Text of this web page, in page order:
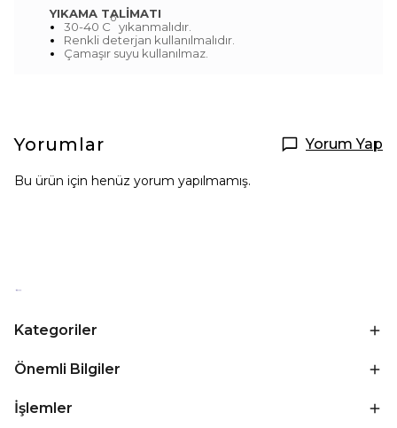
YIKAMA TALİMATI
30-40 C
o
yıkanmalıdır.
Renkli deterjan kullanılmalıdır.
Çamaşır suyu kullanılmaz.
Yorumlar Yorum Yap
Bu ürün için henüz yorum yapılmamış.
Kategoriler
Önemli Bilgiler
İşlemler